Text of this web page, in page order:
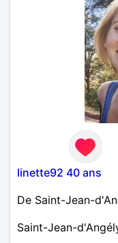
linette92 40 ans
De Saint-Jean-
Saint-Jean-